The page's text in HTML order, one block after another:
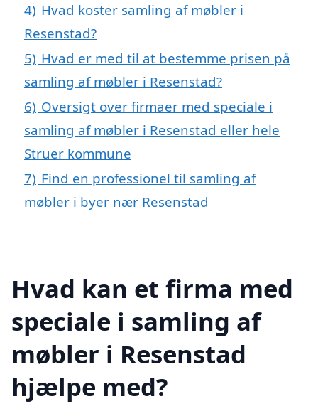
4) Hvad koster samling af møbler i
Resenstad?
5) Hvad er med til at bestemme prisen på
samling af møbler i Resenstad?
6) Oversigt over firmaer med speciale i
samling af møbler i Resenstad eller hele
Struer kommune
7) Find en professionel til samling af
møbler i byer nær Resenstad
Hvad kan et firma med
speciale i samling af
møbler i Resenstad
hjælpe med?